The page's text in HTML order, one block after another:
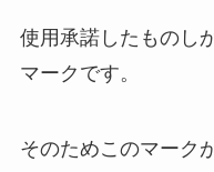
使用承諾したものし
マークです。
そのためこのマーク